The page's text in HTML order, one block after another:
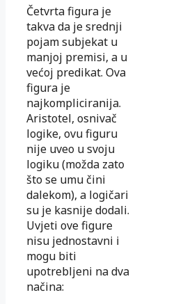
Četvrta figura je
takva da je srednji
pojam subjekat u
manjoj premisi, a u
većoj predikat. Ova
figura je
najkompliciranija.
Aristotel, osnivač
logike, ovu figuru
nije uveo u svoju
logiku (možda zato
što se umu čini
dalekom), a logičari
su je kasnije dodali.
Uvjeti ove figure
nisu jednostavni i
mogu biti
upotrebljeni na dva
načina: